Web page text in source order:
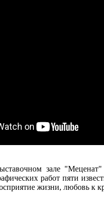
зале "Меценат"
работ пяти
жизни, любовь к